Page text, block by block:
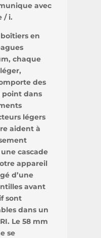
avec
/ i.
en
chaque
des
point dans
légers
aident à
cascade
appareil
d’une
avant
sont
dans un
Le 58 mm
se